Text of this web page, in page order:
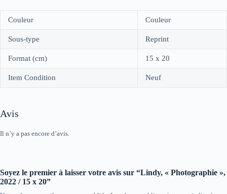
Couleur Couleur
Sous-type Reprint
Format (cm) 15 x 20
Item Condition Neuf
Avis
Il n’y a pas encore d’avis.
Soyez le premier à laisser votre avis sur “Lindy, « Photographie »,
2022 / 15 x 20”